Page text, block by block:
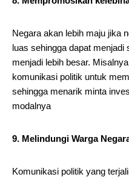
Negara akan lebih maju jika
luas sehingga dapat
menjadi lebih besar.
komunikasi politik untuk
sehingga menarik minta
modalnya
9. Melindungi Warga
Komunikasi politik yang